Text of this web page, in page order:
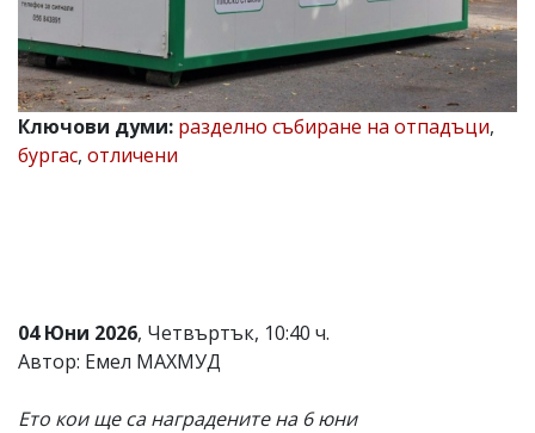
редактор:
Иван
Колев,
email:
office@flagman.bg
и
редакцията
не
отговорност
Ключови думи: разделно събиране на отпадъци,
бургас, отличени
04 Юни 2026, Четвъртък, 10:40 ч.
Автор: Емел МАХМУД
Ето кои ще са наградените на 6 юни